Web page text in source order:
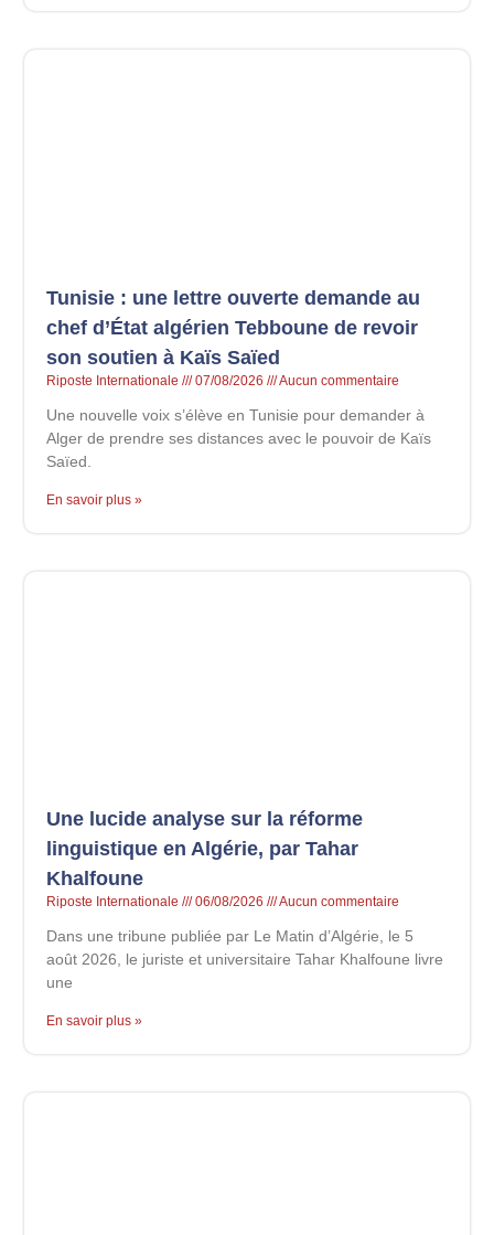
Tunisie : une lettre ouverte demande au
chef d’État algérien Tebboune de revoir
son soutien à Kaïs Saïed
Riposte Internationale 07/08/2026 Aucun commentaire
Une nouvelle voix s’élève en Tunisie pour demander à
Alger de prendre ses distances avec le pouvoir de Kaïs
Saïed.
En savoir plus »
Une lucide analyse sur la réforme
linguistique en Algérie, par Tahar
Khalfoune
Riposte Internationale 06/08/2026 Aucun commentaire
Dans une tribune publiée par Le Matin d’Algérie, le 5
août 2026, le juriste et universitaire Tahar Khalfoune livre
une
En savoir plus »